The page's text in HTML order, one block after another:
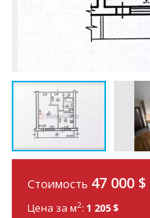
Стоимость 47 000 $
Цена за м2: 1 205 $